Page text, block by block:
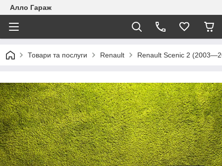
Алло Гараж
Товари та послуги Renault Renault Scenic 2